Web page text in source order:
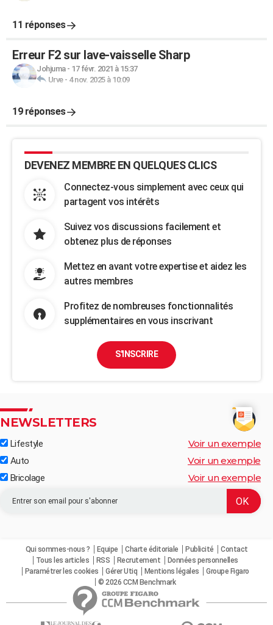
11 réponses
Erreur F2 sur lave-vaisselle Sharp
Johjuma- 17 févr. 2021 à 15:37
Urve- 4 nov. 2025 à 10:09
19 réponses
DEVENEZ MEMBRE EN QUELQUES CLICS
Connectez-vous simplement avec ceux qui
partagent vos intérêts
Suivez vos discussions facilement et
obtenez plus de réponses
Mettez en avant votre expertise et aidez les
autres membres
Profitez de nombreuses fonctionnalités
supplémentaires en vous inscrivant
S'INSCRIRE
NEWSLETTERS
Lifestyle Voir un exemple
Auto Voir un exemple
Bricolage Voir un exemple
Qui sommes-nous ? Equipe Charte éditoriale Publicité
Contact
Tous les articles
RSS Recrutement
Données personnelles
Paramétrer les cookies
Gérer Utiq Mentions légales
Groupe Figaro
© 2026 CCM Benchmark